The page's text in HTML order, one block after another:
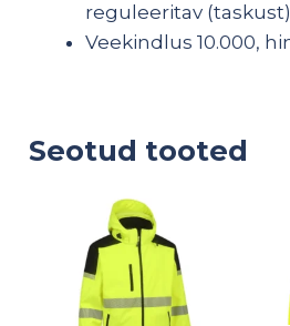
reguleeritav (taskust)
Veekindlus 10.000,
Seotud tooted